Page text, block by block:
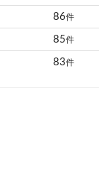
86件
85件
83件